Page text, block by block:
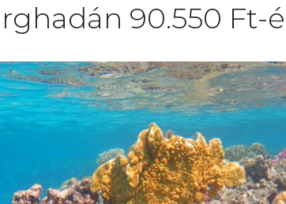
90.550 Ft-